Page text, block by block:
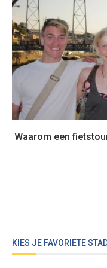
Waarom een
KIES JE FAVORIETE